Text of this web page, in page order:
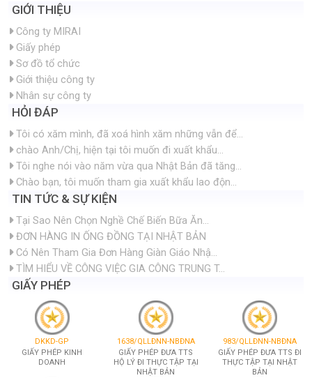
GIỚI THIỆU
Công ty MIRAI
Giấy phép
Sơ đồ tổ chức
Giới thiệu công ty
Nhân sự công ty
HỎI ĐÁP
Tôi có xăm mình, đã xoá hình xăm những vẫn để...
chào Anh/Chị, hiện tại tôi muốn đi xuất khẩu...
Tôi nghe nói vào năm vừa qua Nhật Bản đã tăng...
Chào bạn, tôi muốn tham gia xuất khẩu lao độn...
TIN TỨC & SỰ KIỆN
Tại Sao Nên Chọn Nghề Chế Biến Bữa Ăn...
ĐƠN HÀNG IN ỐNG ĐỒNG TẠI NHẬT BẢN
Có Nên Tham Gia Đơn Hàng Giàn Giáo Nhậ...
TÌM HIỂU VỀ CÔNG VIỆC GIA CÔNG TRUNG T...
GIẤY PHÉP
DKKD-GP
GIẤY PHÉP KINH
DOANH
1638/QLLĐNN-NBĐNA
GIẤY PHÉP ĐƯA TTS
HỘ LÝ ĐI THỰC TẬP TẠI
NHẬT BẢN
983/QLLĐNN-NBĐNA
GIẤY PHÉP ĐƯA TTS ĐI
THỰC TẬP TẠI NHẬT
BẢN